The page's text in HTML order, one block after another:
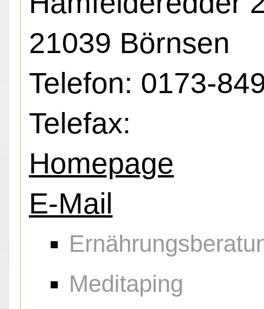
21039 Börnsen
Telefon: 0173-
Telefax:
Homepage
E-Mail
Meditaping